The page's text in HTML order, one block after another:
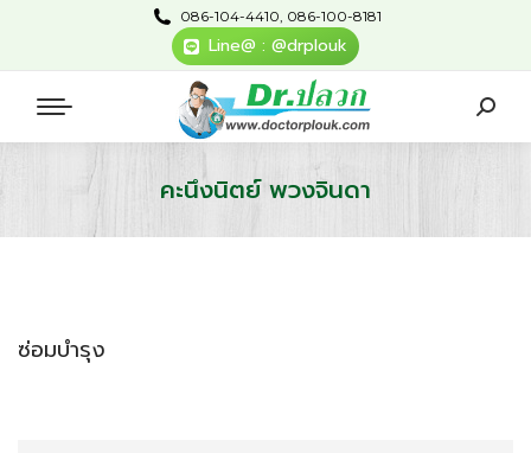
086-104-4410, 086-100-8181
Line@ : @drplouk
คะนึงนิตย์ พวงจินดา
ซ่อมบำรุง